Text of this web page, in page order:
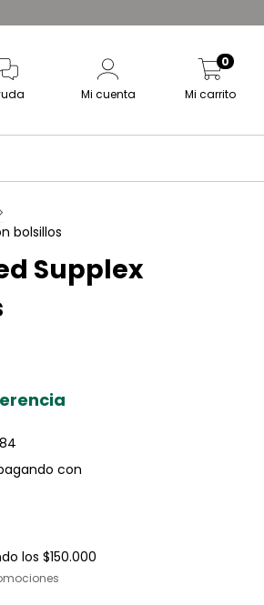
Mi cuenta Mi carrito
0
bolsillos
Supplex
con
los $150.000